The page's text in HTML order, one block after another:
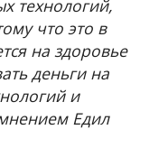
технологий,
что это в
на здоровье
деньги на
и
Едил